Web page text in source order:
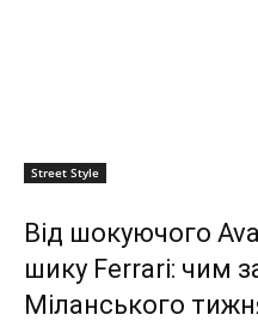
Street Style
Від шокуючого
шику Ferrari: чим
Міланського